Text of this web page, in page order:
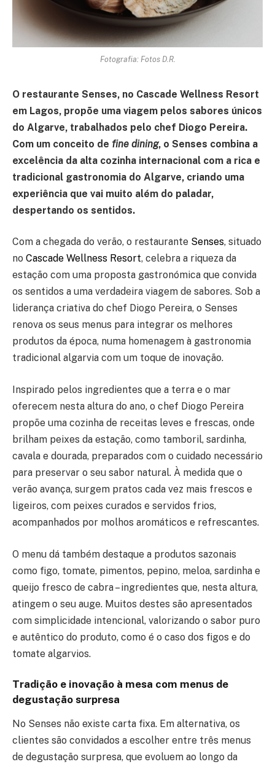
Fotografia: Fotos D.R.
O restaurante Senses, no Cascade Wellness Resort
em Lagos, propõe uma viagem pelos sabores únicos
do Algarve, trabalhados pelo chef Diogo Pereira.
Com um conceito de fine dining, o Senses combina a
excelência da alta cozinha internacional com a rica e
tradicional gastronomia do Algarve, criando uma
experiência que vai muito além do paladar,
despertando os sentidos.
Com a chegada do verão, o restaurante Senses, situado
no Cascade Wellness Resort, celebra a riqueza da
estação com uma proposta gastronómica que convida
os sentidos a uma verdadeira viagem de sabores. Sob a
liderança criativa do chef Diogo Pereira, o Senses
renova os seus menus para integrar os melhores
produtos da época, numa homenagem à gastronomia
tradicional algarvia com um toque de inovação.
Inspirado pelos ingredientes que a terra e o mar
oferecem nesta altura do ano, o chef Diogo Pereira
propõe uma cozinha de receitas leves e frescas, onde
brilham peixes da estação, como tamboril, sardinha,
cavala e dourada, preparados com o cuidado necessário
para preservar o seu sabor natural. À medida que o
verão avança, surgem pratos cada vez mais frescos e
ligeiros, com peixes curados e servidos frios,
acompanhados por molhos aromáticos e refrescantes.
O menu dá também destaque a produtos sazonais
como figo, tomate, pimentos, pepino, meloa, sardinha e
queijo fresco de cabra – ingredientes que, nesta altura,
atingem o seu auge. Muitos destes são apresentados
com simplicidade intencional, valorizando o sabor puro
e autêntico do produto, como é o caso dos figos e do
tomate algarvios.
Tradição e inovação à mesa com menus de
degustação surpresa
No Senses não existe carta fixa. Em alternativa, os
clientes são convidados a escolher entre três menus
de degustação surpresa, que evoluem ao longo da